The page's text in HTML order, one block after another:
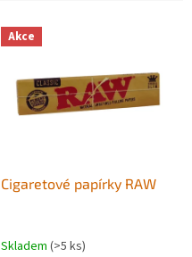
Akce
Cigaretové papírky RAW
Skladem (>5 ks)